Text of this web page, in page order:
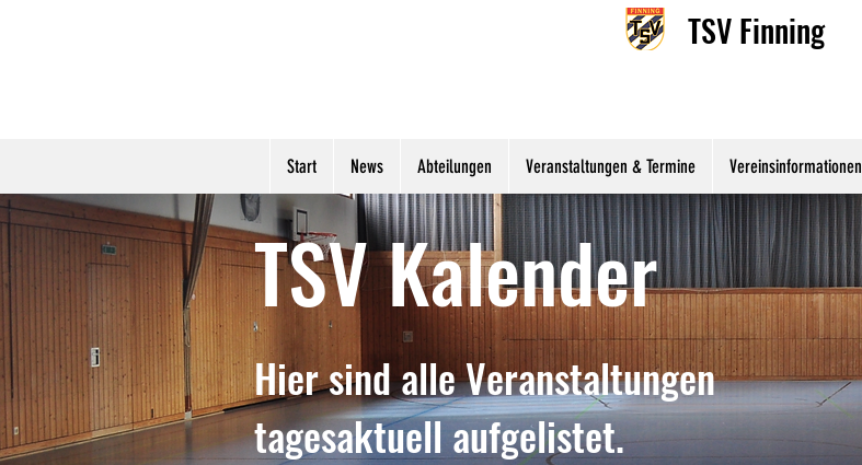
TSV Finning
Start News Abteilungen Veranstaltungen & Termine Vereinsinformationen
TSV Kalender
Hier sind alle Veranstaltungen
tagesaktuell aufgelistet.